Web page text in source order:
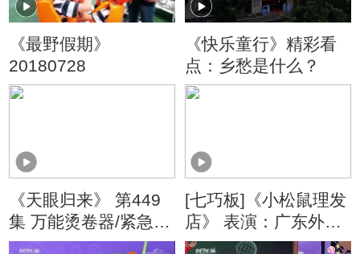
《最野假期》
20180728
《快乐童行》精彩看
点：乡愁是什么？
《天眼归来》 第449
集 万能烫卷器/紧急疏
散摇铃/小壁虎再生剂/
[七巧板]《小松鼠理发
店》 表演：广东外语
外贸大学幼儿园